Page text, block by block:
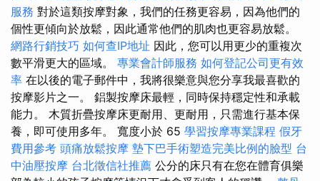
服務 對於這類按摩對象，我們的任務更容易，因為他們的
個性更傾向於放鬆，因此通常他們的肌肉也更容易放鬆。
網路行銷技巧 如何查IP地址 因此，您可以用更少的重複次
數平滑更大的區域。 專業會計師服務 如何登記公司更有效
率 在以後的電子郵件中，我將很樂意與您分享我最喜歡的
按摩影片之一。 鋁製按摩床最輕，同時保持穩定性和承載
能力。 木質折疊按摩床更耐用、更耐用，只需進行基本保
養，即可使用多年。 寬度小於 65 學習按摩專業課程 假牙
費用參考 頭痛放鬆按摩 墊下巴手術塑造完美比例的臉型 台
中油壓按摩 台北徵信社推薦 公分的床只有在您在體育俱樂